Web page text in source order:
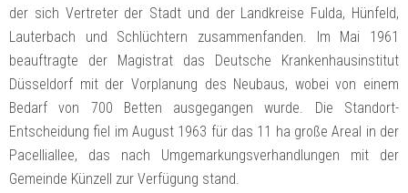
der sich Vertreter der Stadt und der Landkreise Fulda, Hünfeld,
Lauterbach und Schlüchtern zusammenfanden. Im Mai 1961
beauftragte der Magistrat das Deutsche Krankenhausinstitut
Düsseldorf mit der Vorplanung des Neubaus, wobei von einem
Bedarf von 700 Betten ausgegangen wurde. Die Standort-
Entscheidung fiel im August 1963 für das 11 ha große Areal in der
Pacelliallee, das nach Umgemarkungsverhandlungen mit der
Gemeinde Künzell zur Verfügung stand.